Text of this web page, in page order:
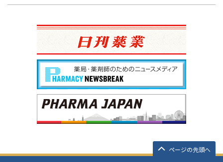
ページの先頭へ